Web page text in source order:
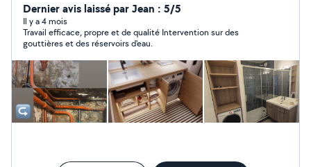
Cuisine pour les maisons, appartements, etc Par
exemple : Dépannage en électricité, Recherche et
réparation de panne, Installation électrique complète,
Pose de luminaires, Installation et Réparation de prises
de courant, Pose et raccordement de chauffages
électriques, Pose et raccordement de ballons d'eau
chaude, Pose et raccordement de prises RJ, posé
carrelage, montage de cloison en bA13 ,pose parquet
Pose Toilettes normal et suspendue ... etc
Dernier avis laissé par Jean : 5/5
Il y a 4 mois
Travail efficace, propre et de qualité Intervention sur des
gouttières et des réservoirs d'eau.